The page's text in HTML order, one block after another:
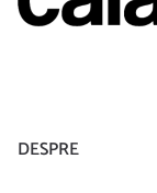
DESPRE